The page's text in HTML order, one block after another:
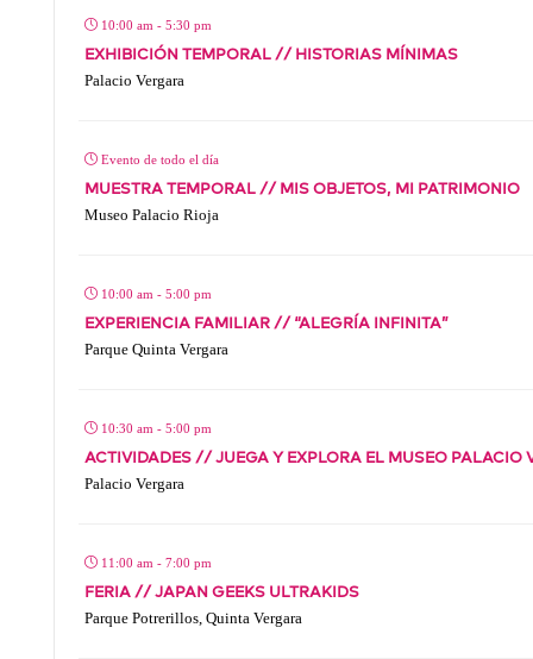
10:00 am - 5:30 pm
EXHIBICIÓN TEMPORAL // HISTORIAS MÍNIMAS
Palacio Vergara
Evento de todo el día
MUESTRA TEMPORAL // MIS OBJETOS, MI PATRIMONIO
Museo Palacio Rioja
10:00 am - 5:00 pm
EXPERIENCIA FAMILIAR // “ALEGRÍA INFINITA”
Parque Quinta Vergara
10:30 am - 5:00 pm
ACTIVIDADES // JUEGA Y EXPLORA EL MUSEO PALACIO
Palacio Vergara
11:00 am - 7:00 pm
FERIA // JAPAN GEEKS ULTRAKIDS
Parque Potrerillos, Quinta Vergara